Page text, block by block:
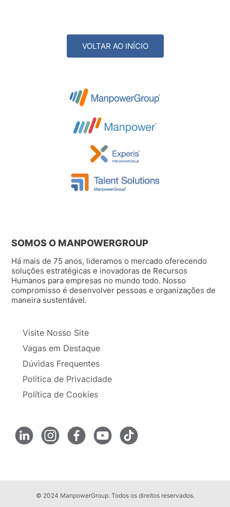
VOLTAR AO INÍCIO
SOMOS O MANPOWERGROUP
Há mais de 75 anos, lideramos o mercado oferecendo
soluções estratégicas e inovadoras de Recursos
Humanos para empresas no mundo todo. Nosso
compromisso é desenvolver pessoas e organizações de
maneira sustentável.
Visite Nosso Site
Vagas em Destaque
Dúvidas Frequentes
Política de Privacidade
Política de Cookies
© 2024 ManpowerGroup. Todos os direitos reservados.